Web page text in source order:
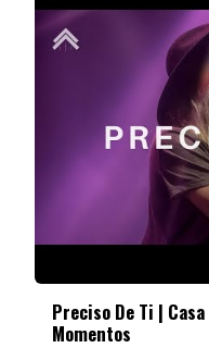
Preciso De Ti |
Momentos